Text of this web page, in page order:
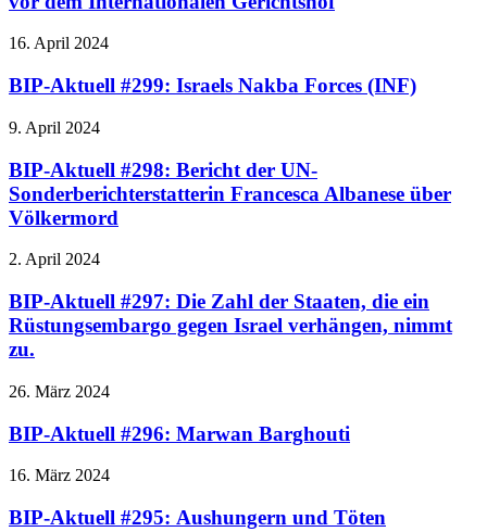
16. April 2024
BIP-Aktuell #299: Israels Nakba Forces (INF)
9. April 2024
BIP-Aktuell #298: Bericht der UN-
Sonderberichterstatterin Francesca Albanese über
Völkermord
2. April 2024
BIP-Aktuell #297: Die Zahl der Staaten, die ein
Rüstungsembargo gegen Israel verhängen, nimmt
zu.
26. März 2024
BIP-Aktuell #296: Marwan Barghouti
16. März 2024
BIP-Aktuell #295: Aushungern und Töten